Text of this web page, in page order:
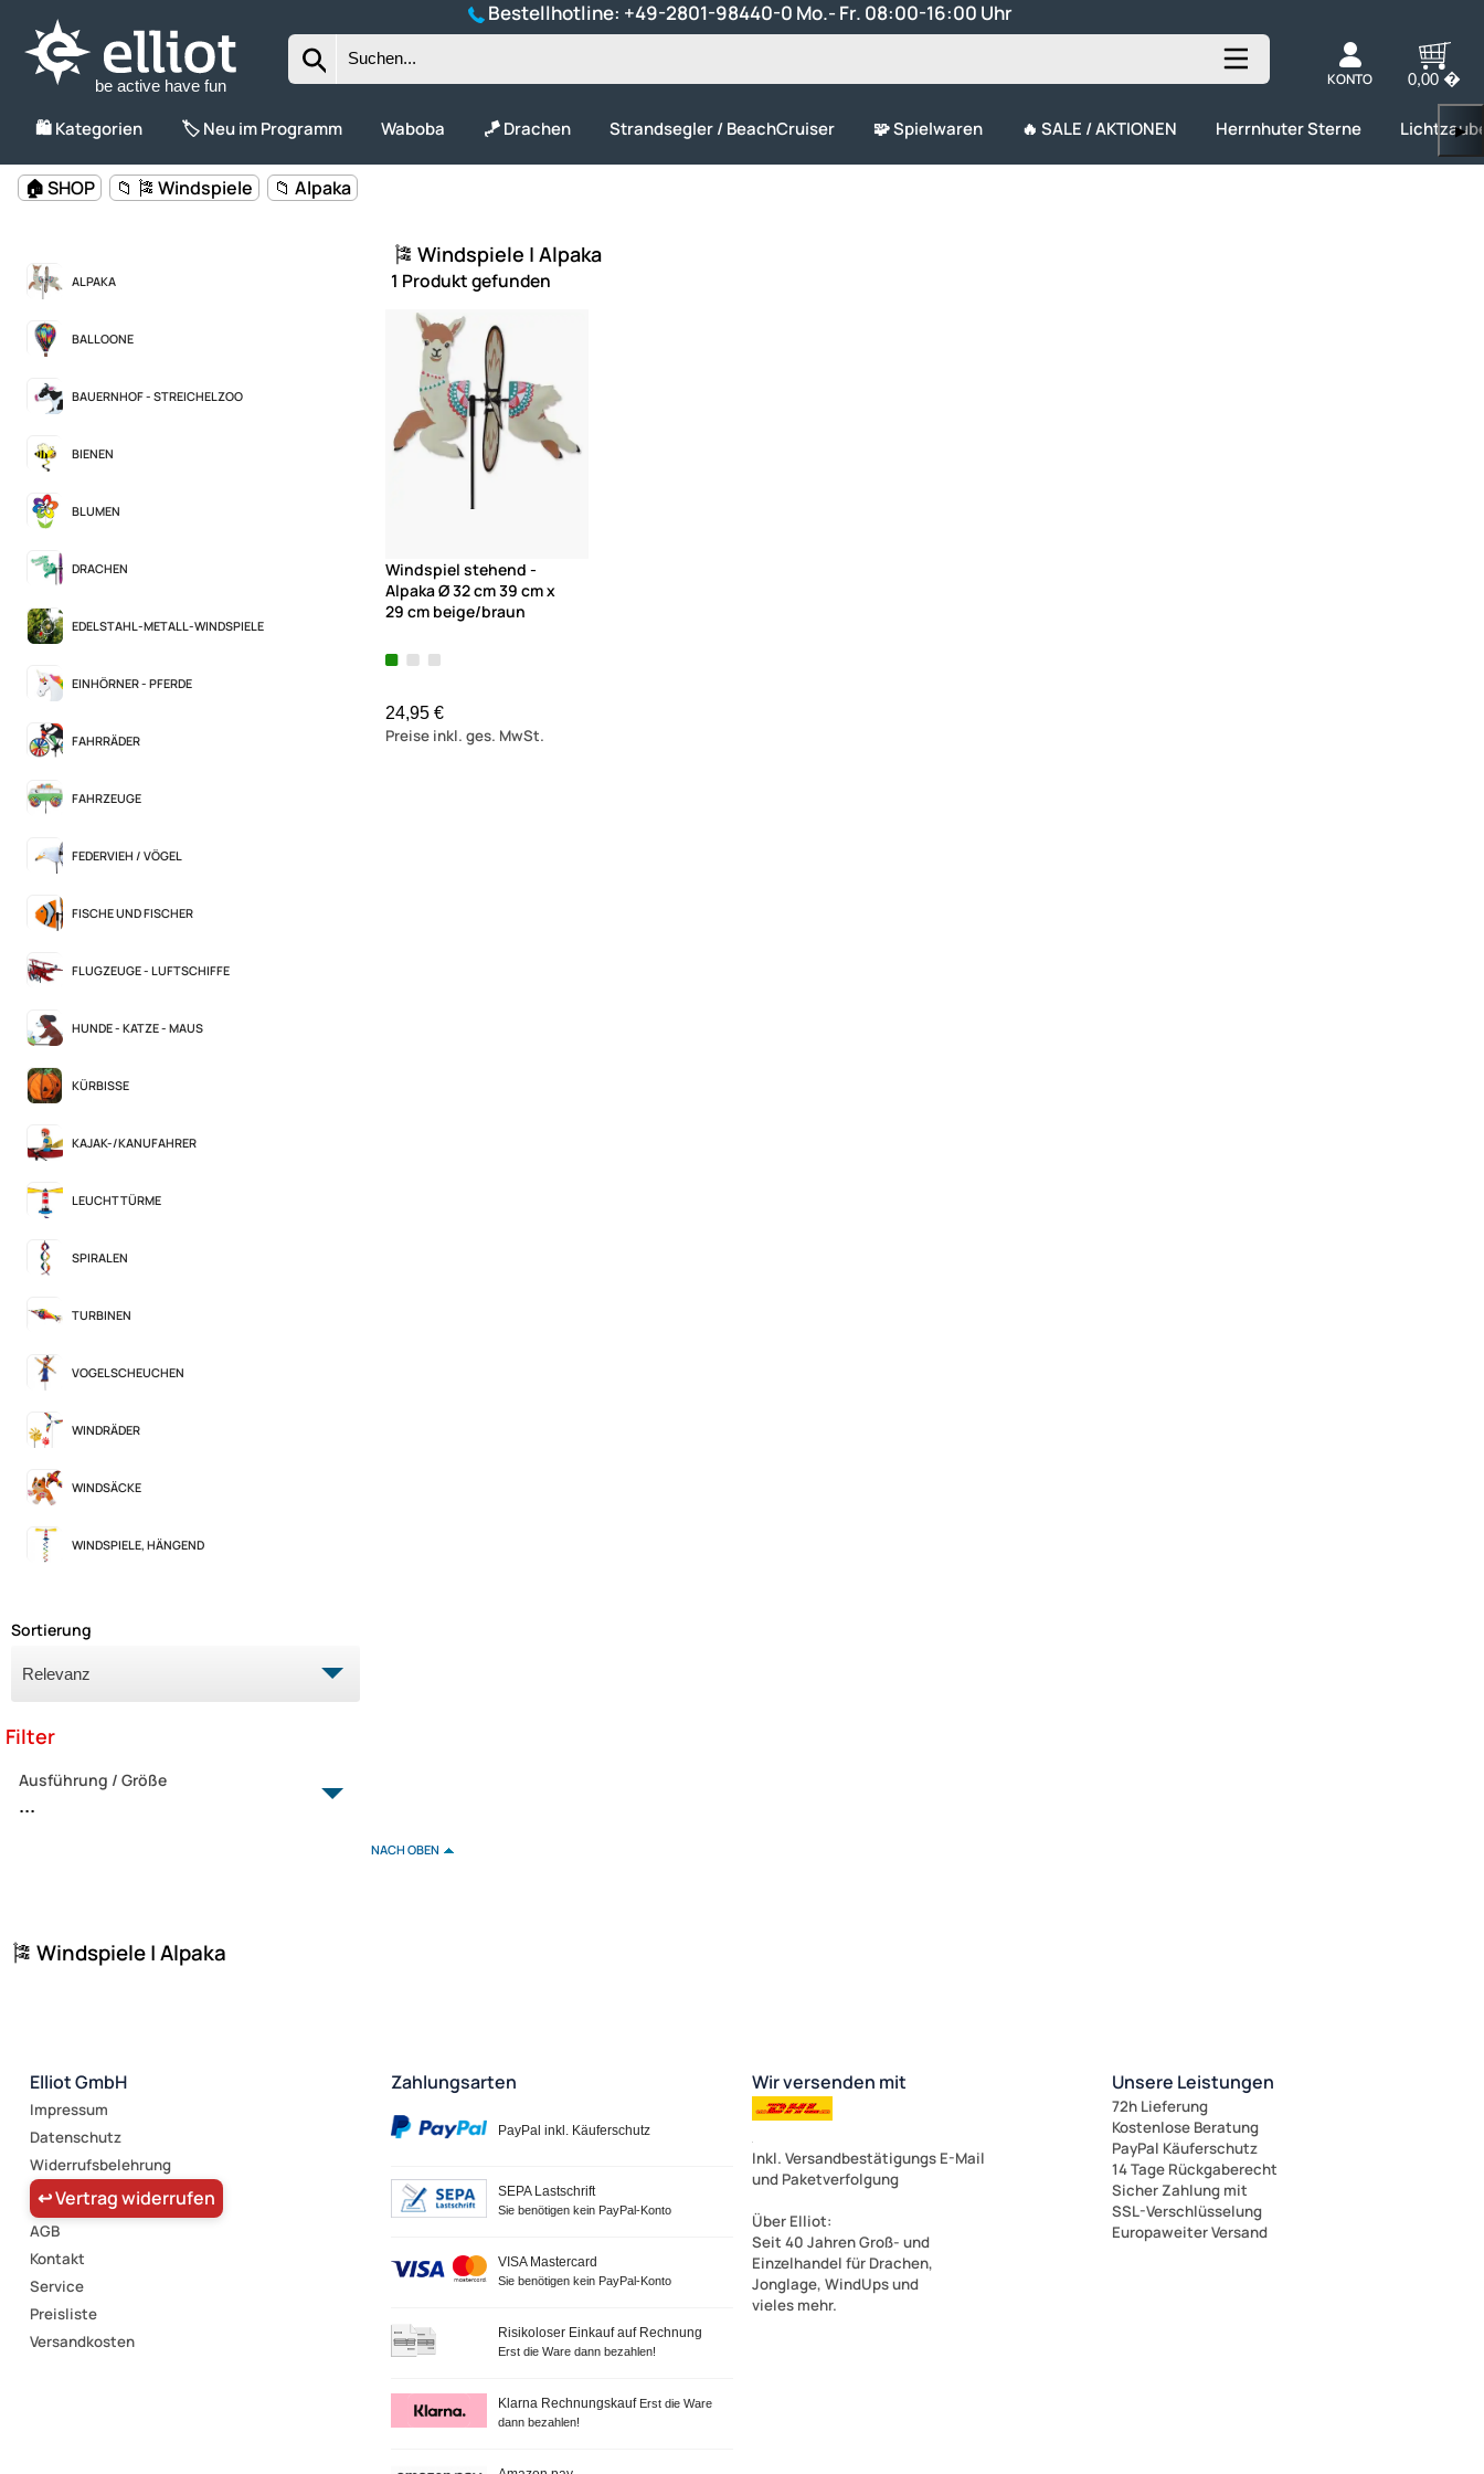
Bestellhotline: +49-2801-98440-0 Mo.- Fr. 08:00-16:00 Uhr
be active have fun KONTO 0,00 �
🛍️ Kategorien 🏷️ Neu im Programm Waboba 🪁 Drachen Strandsegler / BeachCruiser 🧩 Spielwaren 🔥 SALE / AKTIONEN Herrnhuter Sterne ▶
🏠 SHOP 📁 🎏 Windspiele 📁 Alpaka
ALPAKA
BALLOONE
BAUERNHOF - STREICHELZOO
BIENEN
BLUMEN
DRACHEN
EDELSTAHL-METALL-WINDSPIELE
EINHÖRNER - PFERDE
FAHRRÄDER
FAHRZEUGE
FEDERVIEH / VÖGEL
FISCHE UND FISCHER
FLUGZEUGE - LUFTSCHIFFE
HUNDE - KATZE - MAUS
KÜRBISSE
KAJAK-/KANUFAHRER
LEUCHTTÜRME
SPIRALEN
TURBINEN
VOGELSCHEUCHEN
WINDRÄDER
WINDSÄCKE
WINDSPIELE, HÄNGEND
Sortierung
Filter
Ausführung / Größe
...
🎏 Windspiele | Alpaka
1 Produkt gefunden
Windspiel stehend -
Alpaka Ø 32 cm 39 cm x
29 cm beige/braun
24,95 €
Preise inkl. ges. MwSt.
NACH OBEN
🎏 Windspiele | Alpaka
Elliot GmbH
Impressum
Datenschutz
Widerrufsbelehrung
↩ Vertrag widerrufen
AGB
Kontakt
Service
Preisliste
Versandkosten
Zahlungsarten
PayPal inkl. Käuferschutz
SEPA Lastschrift
Sie benötigen kein PayPal-Konto
VISA Mastercard
Sie benötigen kein PayPal-Konto
Risikoloser Einkauf auf Rechnung
Erst die Ware dann bezahlen!
Klarna Rechnungskauf Erst die Ware
dann bezahlen!
Wir versenden mit
Inkl. Versandbestätigungs E-Mail
und Paketverfolgung
Über Elliot:
Seit 40 Jahren Groß- und
Einzelhandel für Drachen,
Jonglage, WindUps und
vieles mehr.
Unsere Leistungen
72h Lieferung
Kostenlose Beratung
PayPal Käuferschutz
14 Tage Rückgaberecht
Sicher Zahlung mit
SSL-Verschlüsselung
Europaweiter Versand